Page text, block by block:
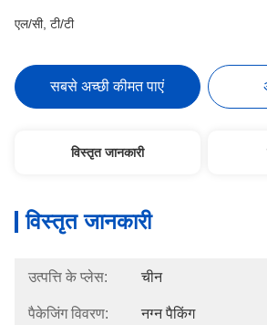
एल/सी, टी/टी
सबसे अच्छी कीमत पाएं
विस्तृत जानकारी
विस्तृत जानकारी
उत्पत्ति के प्लेस: चीन
पैकेजिंग विवरण: नग्न पैकिंग